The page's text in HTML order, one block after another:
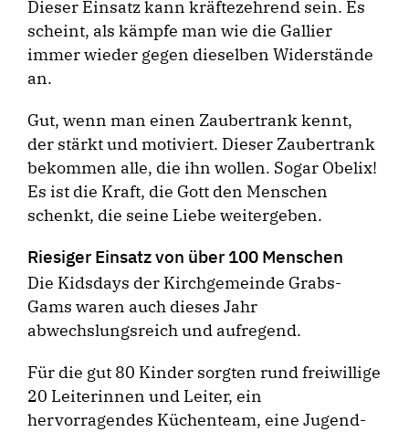
Dieser Einsatz kann kräftezehrend sein. Es
scheint, als kämpfe man wie die Gallier
immer wieder gegen dieselben Widerstände
an.
Gut, wenn man einen Zaubertrank kennt,
der stärkt und motiviert. Dieser Zaubertrank
bekommen alle, die ihn wollen. Sogar Obelix!
Es ist die Kraft, die Gott den Menschen
schenkt, die seine Liebe weitergeben.
Riesiger Einsatz von über 100 Menschen
Die Kidsdays der Kirchgemeinde Grabs-
Gams waren auch dieses Jahr
abwechslungsreich und aufregend.
Für die gut 80 Kinder sorgten rund freiwillige
20 Leiterinnen und Leiter, ein
hervorragendes Küchenteam, eine Jugend-